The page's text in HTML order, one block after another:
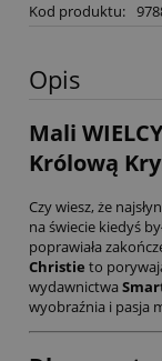
Kod produktu:
Opis
Mali
Królową
Czy wiesz, że
na świecie kiedyś
poprawiała
Christie to
wydawnictwa
wyobraźnia i pasja